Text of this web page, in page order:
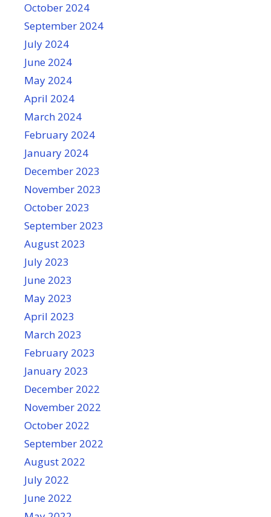
October 2024
September 2024
July 2024
June 2024
May 2024
April 2024
March 2024
February 2024
January 2024
December 2023
November 2023
October 2023
September 2023
August 2023
July 2023
June 2023
May 2023
April 2023
March 2023
February 2023
January 2023
December 2022
November 2022
October 2022
September 2022
August 2022
July 2022
June 2022